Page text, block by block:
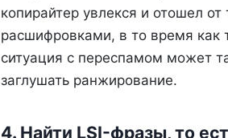
копирайтер увлекся и отошел
расшифровками, в то время
ситуация с переспамом может
заглушать ранжирование.
4. Найти LSI-фразы, то